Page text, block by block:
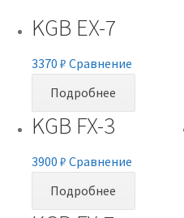
KGB EX-7
3370 ₽ Сравнение
Подробнее
KGB FX-3
3900 ₽ Сравнение
Подробнее